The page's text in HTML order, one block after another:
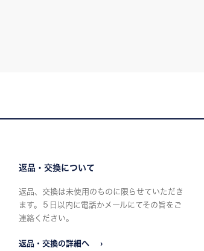
返品・交換について
返品、交換は未使用のものに限らせていただき
ます。５日以内に電話かメールにてその旨をご
連絡ください。
返品・交換の詳細へ